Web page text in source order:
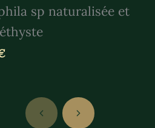
sp naturalisée et
PreviousNext